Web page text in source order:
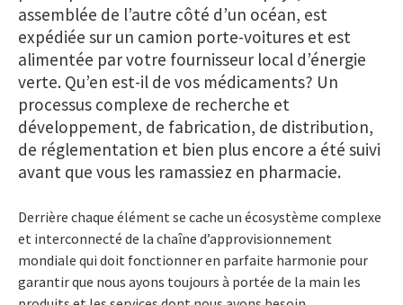
assemblée de l’autre côté d’un océan, est
expédiée sur un camion porte-voitures et est
alimentée par votre fournisseur local d’énergie
verte. Qu’en est-il de vos médicaments? Un
processus complexe de recherche et
développement, de fabrication, de distribution,
de réglementation et bien plus encore a été suivi
avant que vous les ramassiez en pharmacie.
Derrière chaque élément se cache un écosystème complexe
et interconnecté de la chaîne d’approvisionnement
mondiale qui doit fonctionner en parfaite harmonie pour
garantir que nous ayons toujours à portée de la main les